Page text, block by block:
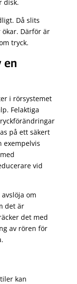
disk.
Då slits
Därför är
tryck.
en
i rörsystemet
Felaktiga
på ett säkert
exempelvis
vid
om
det är
det med
av rören för
kan